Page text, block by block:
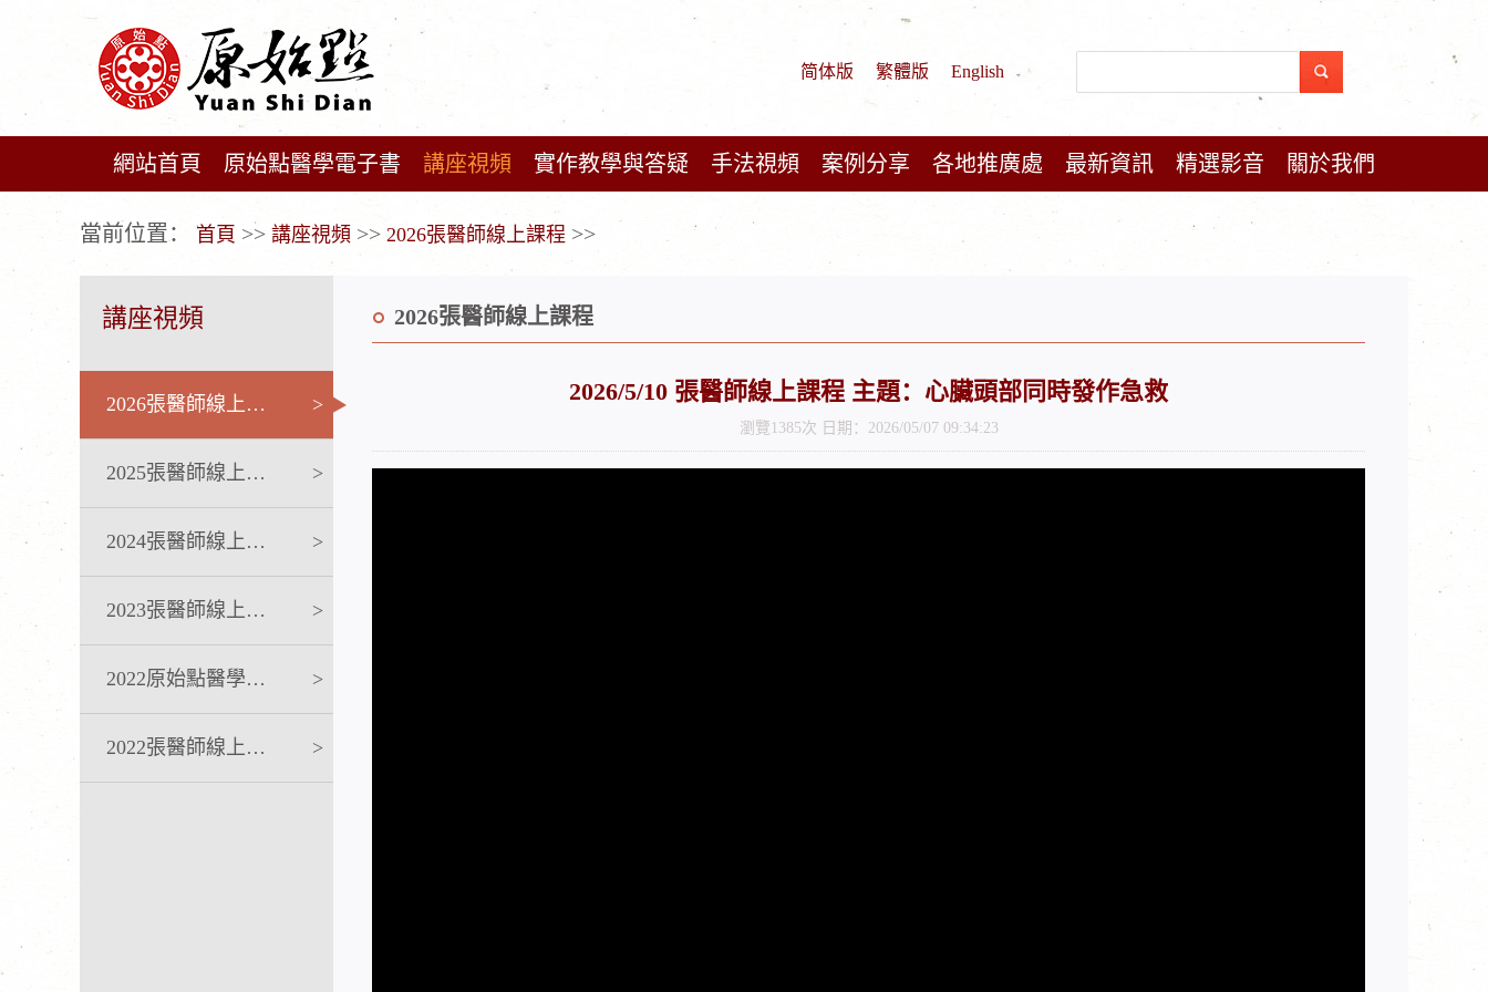
简体版 繁體版 English
網站首頁 原始點醫學電子書 講座視頻 實作教學與答疑 手法視頻 案例分享 各地推廣處 最新資訊 精選影音 關於我們
當前位置： 首頁 >> 講座視頻 >> 2026張醫師線上課程 >>
講座視頻
2026張醫師線上課程 >
2025張醫師線上課程 >
2024張醫師線上課程 >
2023張醫師線上課程 >
2022原始點醫學完整版講座 >
2022張醫師線上課程 >
2026張醫師線上課程
2026/5/10 張醫師線上課程 主題：心臟頭部同時發作急救
瀏覽1385次 日期：2026/05/07 09:34:23